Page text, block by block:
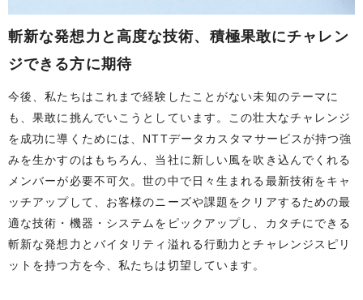
斬新な発想力と高度な技術、 積極果敢にチャレン
ジできる方に期待
今後、私たちはこれまで経験したことがない未知のテーマに
も、果敢に挑んでいこうとしています。この壮大なチャレンジ
を成功に導くためには、NTTデータカスタマサービスが持つ強
みを生かすのはもちろん、当社に新しい風を吹き込んでくれる
メンバーが必要不可欠。世の中で日々生まれる最新技術をキャ
ッチアップして、お客様のニーズや課題をクリアするための最
適な技術・機器・システムをピックアップし、カタチにできる
斬新な発想力とバイタリティ溢れる行動力とチャレンジスピリ
ットを持つ方を今、私たちは切望しています。